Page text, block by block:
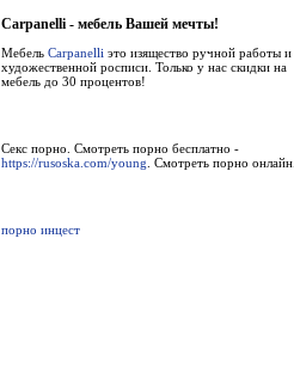
Сarpanelli - мебель Вашей мечты!
Мебель Сarpanelli это изящество ручной работы и
художественной росписи. Только у нас скидки на
мебель до 30 процентов!
Секс порно. Смотреть порно бесплатно -
https://rusoska.com/young . Смотреть порно онлайн.
порно инцест